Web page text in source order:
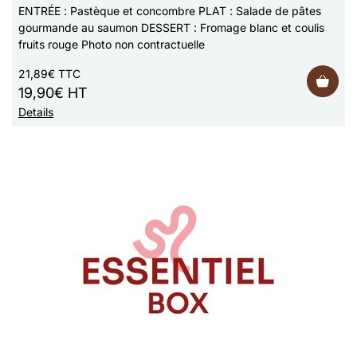
ENTRÉE : Pastèque et concombre PLAT : Salade de pâtes
gourmande au saumon DESSERT : Fromage blanc et coulis
fruits rouge Photo non contractuelle
21,89€ TTC
19,90€ HT
Details